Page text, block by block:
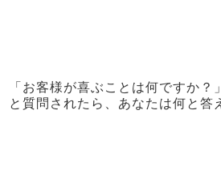
「お客様が喜ぶことは何ですか？」
と質問されたら、あなたは何と答